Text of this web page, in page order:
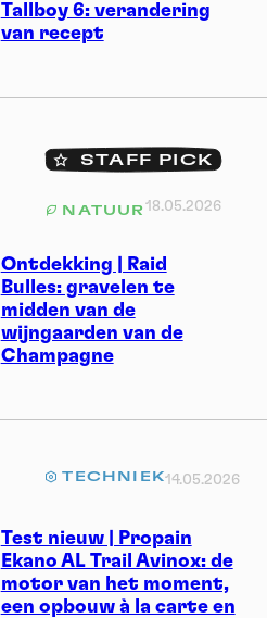
Tallboy 6: verandering
van recept
Ontdekking | Raid
Bulles: gravelen te
midden van de
wijngaarden van de
Champagne
STAFF PICK
NATUUR 18.05.2026
Test nieuw | Propain
Ekano AL Trail Avinox: de
motor van het moment,
een opbouw à la carte en
TECHNIEK14.05.2026